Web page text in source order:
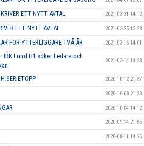
ETT NYTT AVTAL 2021-03-31 14:12
ETT NYTT AVTAL 2021-03-25 12:28
FÖR YTTERLIGGARE TVÅ ÅR 2021-03-16 14:01
IBK Lund H1 söker Ledare och
2021-03-14 14:28
SERIETOPP 2020-10-12 21:37
2020-10-08 21:23
2020-10-04 14:12
2020-09-14 21:55
2020-08-11 14:25